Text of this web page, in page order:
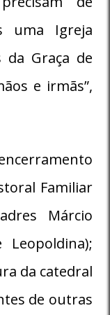
uma Igreja
da Graça de
e irmãs”,
Familiar
Márcio
da catedral
de outras